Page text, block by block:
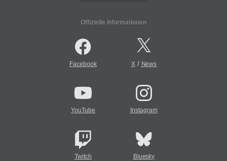
Offizielle Informationen
Facebook X/ News
YouTube Instagram
Twitch Bluesky